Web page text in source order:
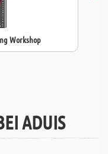
Workshop
ADUIS